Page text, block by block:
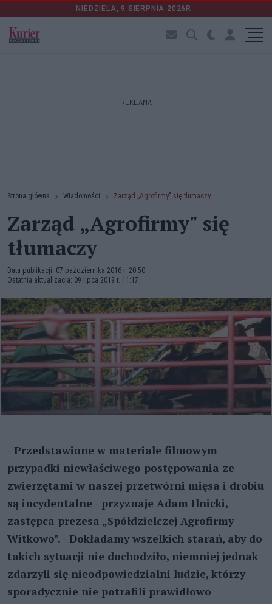
NIEDZIELA, 9 SIERPNIA 2026R.
REKLAMA
Strona główna Wiadomości Zarząd „Agrofirmy" się tłumaczy
Zarząd „Agrofirmy" się
tłumaczy
Data publikacji: 07 października 2016 r. 20:50
Ostatnia aktualizacja: 09 lipca 2019 r. 11:17
- Przedstawione w materiale filmowym
przypadki niewłaściwego postępowania ze
zwierzętami w naszej przetwórni mięsa i drobiu
są incydentalne - przyznaje Adam Ilnicki,
zastępca prezesa „Spółdzielczej Agrofirmy
Witkowo". - Dokładamy wszelkich starań, aby do
takich sytuacji nie dochodziło, niemniej jednak
zdarzyli się nieodpowiedzialni ludzie, którzy
sporadycznie nie potrafili prawidłowo